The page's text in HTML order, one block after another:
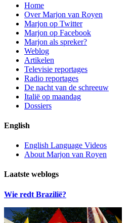
Home
Over Marjon van Royen
Marjon op Twitter
Marjon op Facebook
Marjon als spreker?
Weblog
Artikelen
Televisie reportages
Radio reportages
De nacht van de schreeuw
Italië op maandag
Dossiers
English
English Language Videos
About Marjon van Royen
Laatste weblogs
Wie redt Brazilië?